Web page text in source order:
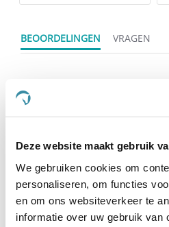
Deze website maakt gebruik
We gebruiken cookies om
personaliseren, om functies
en om ons websiteverkeer te
informatie over uw gebruik van
BEOORDELINGEN VRAGEN
11 Beoordelingen
Wassenaar Geverifieerde
star
rating
Goede Pasvorm,Werkt
Review
by
Wassenaar
review
stating
Goede
Warmt heel snel op. Makkelijke
soepeler na een paar dagen
vooraf en achteraf op is